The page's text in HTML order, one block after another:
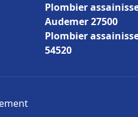
Plombier
Audemer 27500
Plombier
54520